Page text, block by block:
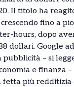
Il titolo ha
fino a
hours, dopo
dollari. Google
– si
e finanza –
fetta più redditizia